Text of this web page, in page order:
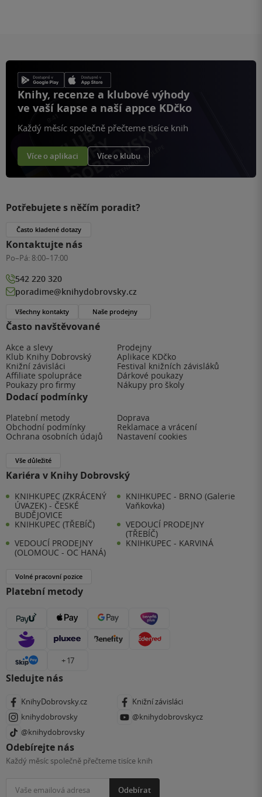
Knihy, recenze a klubové výhody
ve vaší kapse a naší appce KDčko
Každý měsíc společně přečteme tisíce knih
Více o aplikaci Více o klubu
Často navštěvované
Akce a slevy
Prodejny
Klub Knihy Dobrovský
Aplikace KDčko
Knižní závisláci
Festival knižních závisláků
Affiliate spolupráce
Dárkové poukazy
Poukazy pro firmy
Nákupy pro školy
Dodací podmínky
Platební metody
Doprava
Obchodní podmínky
Reklamace a vrácení
Ochrana osobních údajů
Nastavení cookies
Vše důležité
Kariéra v Knihy Dobrovský
KNIHKUPEC (ZKRÁCENÝ
ÚVAZEK) - ČESKÉ
BUDĚJOVICE
KNIHKUPEC - BRNO (Galerie
Vaňkovka)
KNIHKUPEC (TŘEBÍČ)
VEDOUCÍ PRODEJNY
(TŘEBÍČ)
VEDOUCÍ PRODEJNY
(OLOMOUC - OC HANÁ)
KNIHKUPEC - KARVINÁ
Volné pracovní pozice
Platební metody
+ 17
Sledujte nás
KnihyDobrovsky.cz
Knižní závisláci
knihydobrovsky
@knihydobrovskycz
@knihydobrovsky
Odebírejte nás
Každý měsíc společně přečteme tisíce knih
Odebírat
Potřebujete s něčím poradit?
Často kladené dotazy
Kontaktujte nás
Po–Pá: 8:00–17:00
542 220 320
poradime@knihydobrovsky.cz
Všechny kontakty Naše prodejny